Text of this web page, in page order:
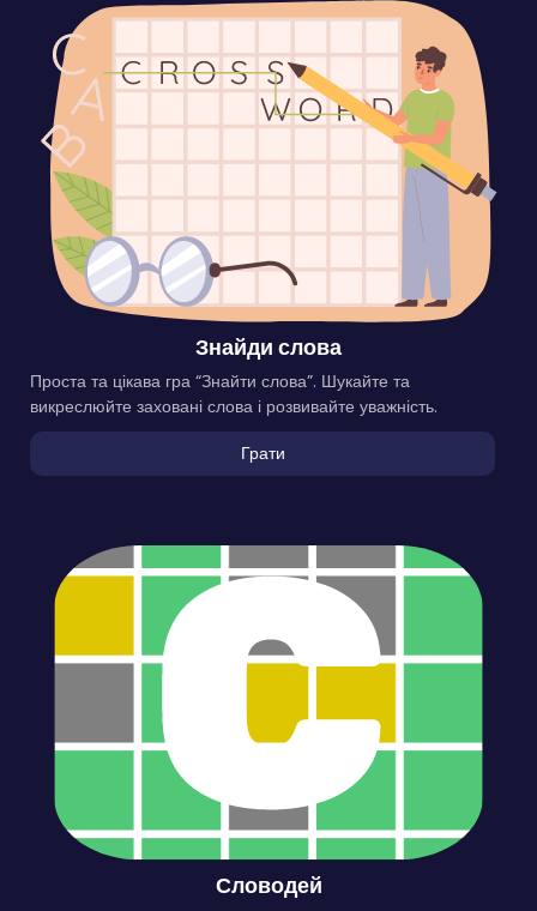
Знайди слова
Проста та цікава гра “Знайти слова”. Шукайте та
викреслюйте заховані слова і розвивайте уважність.
Грати
Словодей